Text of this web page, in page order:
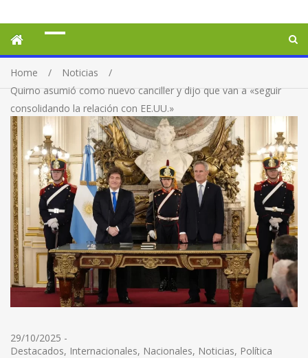
Home
Noticias
Quirno asumió como nuevo canciller y dijo que van a «seguir
consolidando la relación con EE.UU.»
29/10/2025 -
Destacados, Internacionales, Nacionales, Noticias, Política